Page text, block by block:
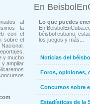
al
la
con el
sobre el
y mucho
y ampliar
En
Lo que puedes
En
béisbol cubano,
los juegos y más...
Noticias del
Foros, opiniones,
Concursos sobre
Estadísticas de la